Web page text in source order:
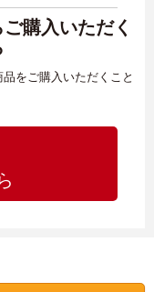
購入いただく
をご購入いただくこと